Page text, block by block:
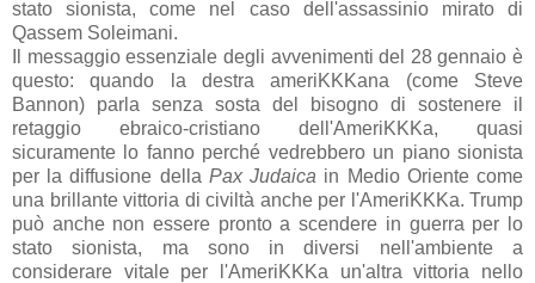
stato sionista, come nel caso dell'assassinio mirato di
Qassem Soleimani.
Il messaggio essenziale degli avvenimenti del 28 gennaio è
questo: quando la destra ameriKKKana (come Steve
Bannon) parla senza sosta del bisogno di sostenere il
retaggio ebraico-cristiano dell'AmeriKKKa, quasi
sicuramente lo fanno perché vedrebbero un piano sionista
per la diffusione della Pax Judaica in Medio Oriente come
una brillante vittoria di civiltà anche per l'AmeriKKKa. Trump
può anche non essere pronto a scendere in guerra per lo
stato sionista, ma sono in diversi nell'ambiente a
considerare vitale per l'AmeriKKKa un'altra vittoria nello